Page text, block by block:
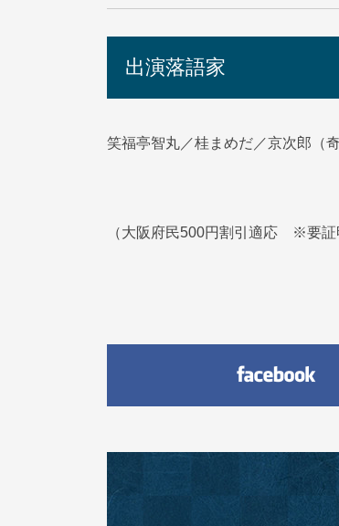
出演落語家
笑福亭智丸／桂まめだ／京次郎（奇
（大阪府民500円割引適応 ※要証